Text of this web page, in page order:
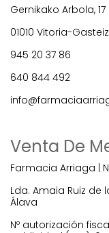
Gernikako Arbola, 17
01010 Vitoria-
945 20 37 86
640 844 492
Venta De
Farmacia Arriaga |
Lda. Amaia Ruiz de
Álava
Nº autorización